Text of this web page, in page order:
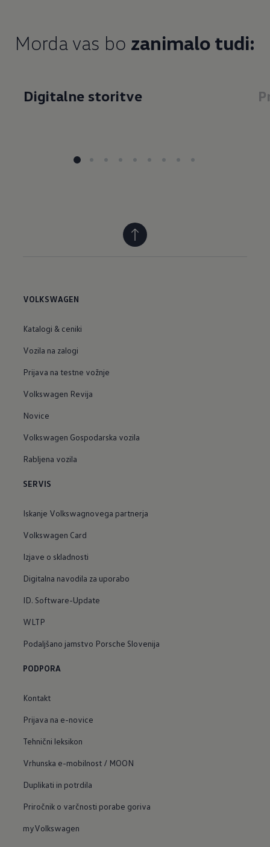
Morda vas bo zanimalo tudi:
Digitalne storitve
VOLKSWAGEN
Katalogi & ceniki
Vozila na zalogi
Prijava na testne vožnje
Volkswagen Revija
Novice
Volkswagen Gospodarska vozila
Rabljena vozila
SERVIS
Iskanje Volkswagnovega partnerja
Volkswagen Card
Izjave o skladnosti
Digitalna navodila za uporabo
ID. Software-Update
WLTP
Podaljšano jamstvo Porsche Slovenija
PODPORA
Kontakt
Prijava na e-novice
Tehnični leksikon
Vrhunska e-mobilnost / MOON
Duplikati in potrdila
Priročnik o varčnosti porabe goriva
myVolkswagen